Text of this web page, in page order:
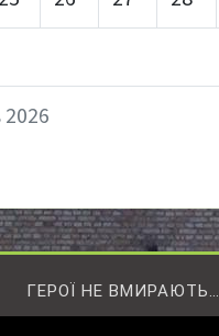
ГЕРОЇ НЕ ВМИРАЮТЬ…